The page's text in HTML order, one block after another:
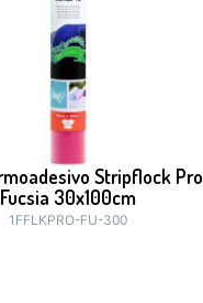
Stripflock Pro
Fucsia 30x100cm
1FFLKPRO-FU-300